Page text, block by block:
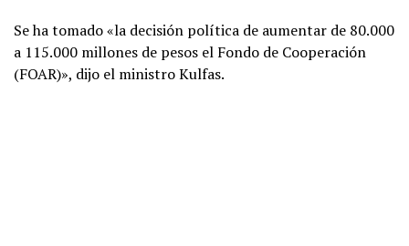
Se ha tomado «la decisión política de aumentar de 80.000
a 115.000 millones de pesos el Fondo de Cooperación
(FOAR)», dijo el ministro Kulfas.